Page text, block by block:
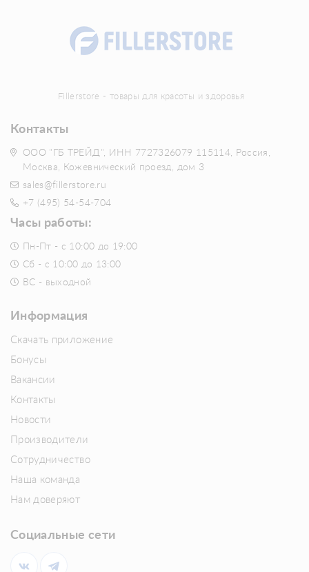
Fillerstore - товары для красоты и здоровья
Контакты
ООО "ГБ ТРЕЙД", ИНН 7727326079 115114, Россия,
Москва, Кожевнический проезд, дом 3
sales@fillerstore.ru
+7 (495) 54-54-704
Часы работы:
Пн-Пт - с 10:00 до 19:00
Сб - с 10:00 до 13:00
ВС - выходной
Информация
Скачать приложение
Бонусы
Вакансии
Контакты
Новости
Производители
Сотрудничество
Наша команда
Нам доверяют
Социальные сети